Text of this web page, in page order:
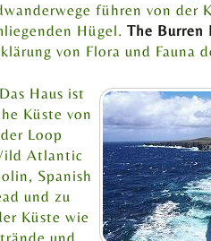
führen von der
Hügel. The Burren
von Flora und Fauna
Haus ist
Küste von
Loop
Atlantic
Spanish
und zu
Küste wie
und